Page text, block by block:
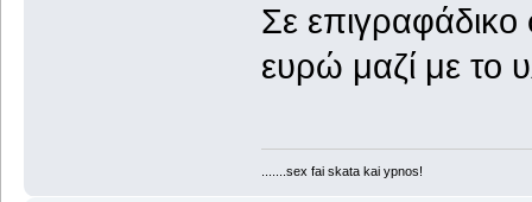
Σε
ευρώ μαζί με το
.......sex fai skata kai ypnos!